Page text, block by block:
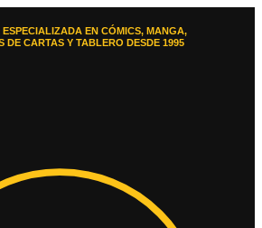
ESPECIALIZADA EN CÓMICS, MANGA,
DE CARTAS Y TABLERO DESDE 1995